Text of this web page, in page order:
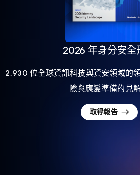
2026 年身分安全
2,930 位全球資訊科技與資安領域的
險與應變準備的見
取得報告